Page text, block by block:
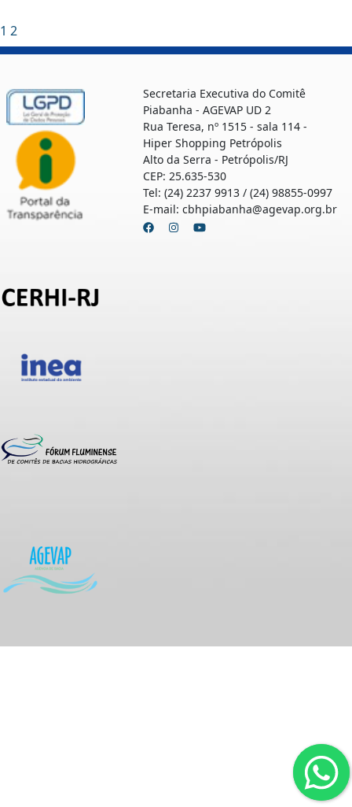
1 2
Secretaria Executiva do Comitê
Piabanha - AGEVAP UD 2
Rua Teresa, nº 1515 - sala 114 -
Hiper Shopping Petrópolis
Alto da Serra - Petrópolis/RJ
CEP: 25.635-530
Tel: (24) 2237 9913 / (24) 98855-0997
E-mail: cbhpiabanha@agevap.org.br